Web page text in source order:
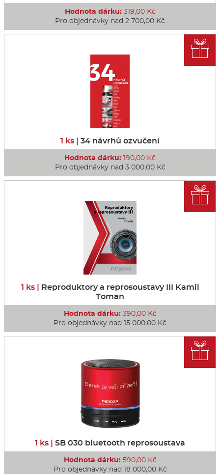
Hodnota dárku:319,00 Kč
Pro objednávky nad 2 700,00 Kč
1 ks | 34 návrhů ozvučení
Hodnota dárku: 190,00 Kč
Pro objednávky nad 3 000,00 Kč

1 ks | Reproduktory a reprosoustavy III Kamil
Toman
Hodnota dárku:390,00 Kč
Pro objednávky nad 15 000,00 Kč

1 ks | SB 030 bluetooth reprosoustava
Hodnota dárku:590,00 Kč
Pro objednávky nad 18 000,00 Kč
